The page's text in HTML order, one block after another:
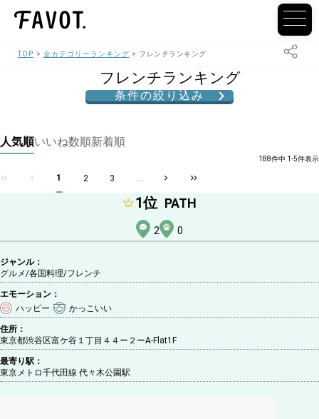
TOP 全カテゴリーランキング フレンチランキング
フレンチランキング
条件の絞り込み
人気順いいね数順新着順
188件中 1-5件表示
1 2 3 ...
1位 PATH
2 0
ジャンル：
グルメ/各国料理/フレンチ
エモーション：
ハッピー
かっこいい
住所：
東京都渋谷区富ケ谷１丁目４４ー２ーA-Flat1F
最寄り駅：
東京メトロ千代田線 代々木公園駅